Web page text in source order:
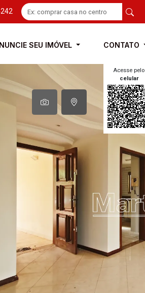
SEU IMÓVEL CONTATO
Acesse pelo
celular